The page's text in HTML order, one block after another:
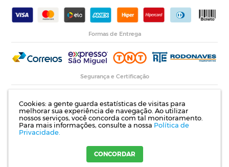
Cookies: a gente guarda estatísticas de visitas para
melhorar sua experiência de navegação. Ao utilizar
nossos serviços, você concorda com tal monitoramento.
Para mais informações, consulte a nossa Política de
Privacidade.
CONCORDAR
Formas de Entrega
Segurança e Certificação
Razão Social: Indupropil Indústria e Comércio Ltda | CNPJ: 00.774.194/0001-82 |
Rodovia RS 155, Km 1 esq. Rua Laureano de Medeiros, 782- Ijuí | RS